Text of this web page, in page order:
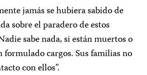
jamás se hubiera sabido de
sobre el paradero de estos
sabe nada, si están muertos o
formulado cargos. Sus familias no
con ellos”.